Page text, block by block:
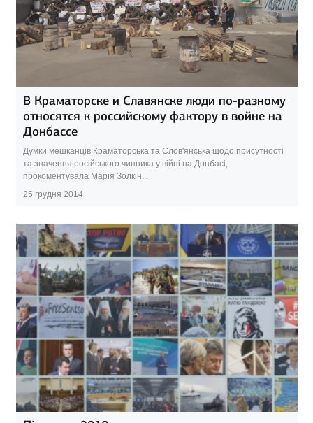
В Краматорске и Славянске люди по-разному
относятся к российскому фактору в войне на
Донбассе
Думки мешканців Краматорська та Слов'янська щодо присутності
та значення російського чинника у війні на Донбасі,
прокоментувала Марія Золкін...
25 грудня 2014